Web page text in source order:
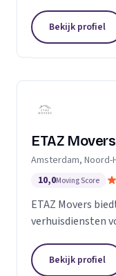
bieden een
Met een ervaren
zorgvuldig en
Bekijk profiel
ETAZ Movers
Amsterdam, Noord-
10,0Moving Score
ETAZ Movers
verhuisdiensten
persoonlijke
en zonder stress
Bekijk profiel